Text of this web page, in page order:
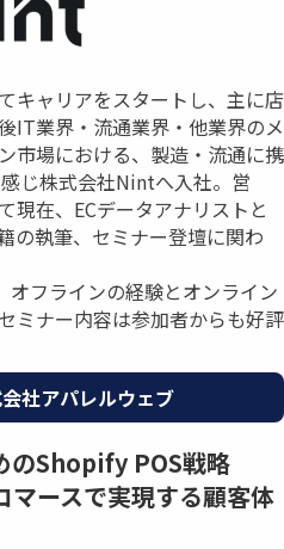
キャリアをスタートし、主に店
IT業界・流通業界・他業界のメ
市場における、製造・流通に携
じ株式会社Nintへ入社。営
現在、ECデータアナリストと
の執筆、セミナー登壇に関わ
フラインの経験とオンライン
ミナー内容は参加者からも好評
社アパレルウェブ
のShopify POS戦略
ースで実現する顧客体